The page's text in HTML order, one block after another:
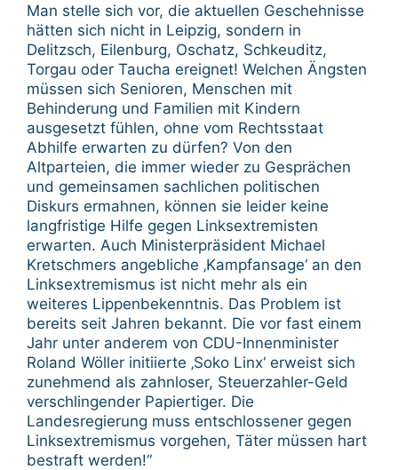
Man stelle sich vor, die aktuellen Geschehnisse
hätten sich nicht in Leipzig, sondern in
Delitzsch, Eilenburg, Oschatz, Schkeuditz,
Torgau oder Taucha ereignet! Welchen Ängsten
müssen sich Senioren, Menschen mit
Behinderung und Familien mit Kindern
ausgesetzt fühlen, ohne vom Rechtsstaat
Abhilfe erwarten zu dürfen? Von den
Altparteien, die immer wieder zu Gesprächen
und gemeinsamen sachlichen politischen
Diskurs ermahnen, können sie leider keine
langfristige Hilfe gegen Linksextremisten
erwarten. Auch Ministerpräsident Michael
Kretschmers angebliche ‚Kampfansage‘ an den
Linksextremismus ist nicht mehr als ein
weiteres Lippenbekenntnis. Das Problem ist
bereits seit Jahren bekannt. Die vor fast einem
Jahr unter anderem von CDU-Innenminister
Roland Wöller initiierte ‚Soko Linx‘ erweist sich
zunehmend als zahnloser, Steuerzahler-Geld
verschlingender Papiertiger. Die
Landesregierung muss entschlossener gegen
Linksextremismus vorgehen, Täter müssen hart
bestraft werden!“